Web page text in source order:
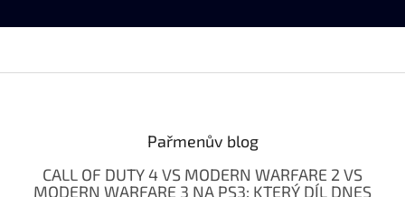
Pařmenův blog
CALL OF DUTY 4 VS MODERN WARFARE 2 VS
MODERN WARFARE 3 NA PS3: KTERÝ DÍL DNES